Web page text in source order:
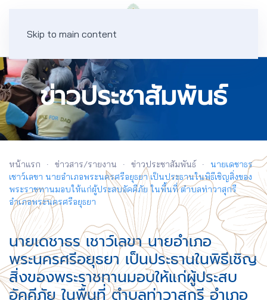
Skip to main content
ข่าวประชาสัมพันธ์
หน้าแรก ข่าวสาร/รายงาน ข่าวประชาสัมพันธ์
นายเดชาธร
เชาว์เลขา นายอำเภอพระนครศรีอยุธยา เป็นประธานในพิธีเชิญสิ่งของ
พระราชทานมอบให้แก่ผู้ประสบอัคคีภัย ในพื้นที่ ตำบลท่าวาสุกรี
อำเภอพระนครศรีอยุธยา
นายเดชาธร เชาว์เลขา นายอำเภอ
พระนครศรีอยุธยา เป็นประธานในพิธีเชิญ
สิ่งของพระราชทานมอบให้แก่ผู้ประสบ
อัคคีภัย ในพื้นที่ ตำบลท่าวาสุกรี อำเภอ